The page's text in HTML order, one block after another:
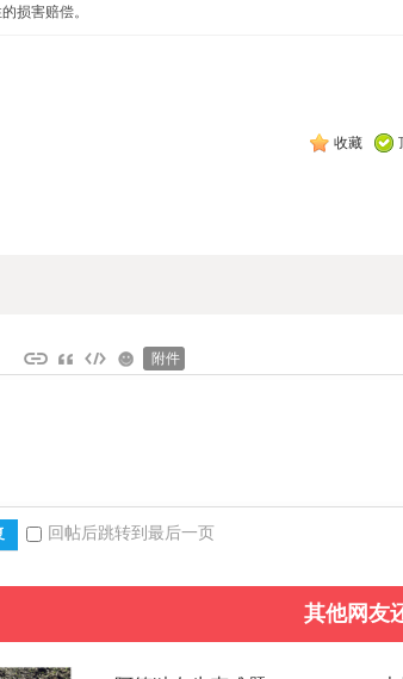
损害赔偿。
收藏
附件
回帖后跳转到最后一页
其他网友